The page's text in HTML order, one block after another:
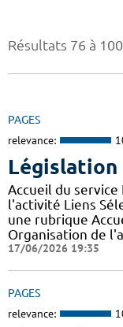
Résultats 76 à
PAGES
relevance:
Législation
Accueil du
l'activité Liens
une rubrique
Organisation de
17/06/2026 19:35
PAGES
relevance: